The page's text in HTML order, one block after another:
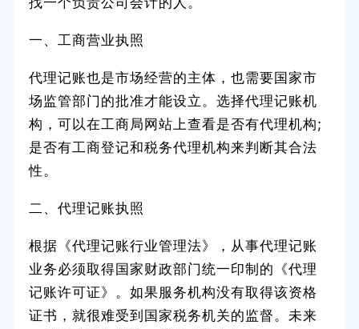
一、工商营业执照
代理记账也是市场经营的主体，也需要国家市
场监管部门的批准才能设立。选择代理记账机
构，可以在工商局网站上查看是否有代理机构;
是否有工商登记和税务代理机构来判断其合法
性。
二、代理记账执照
根据《代理记账行业管理法》，从事代理记账
业务必须取得国家财政部门统一印制的《代理
记账许可证》。如果服务机构没有取得该资格
证书，就很难受到国家税务机关的监督。未来